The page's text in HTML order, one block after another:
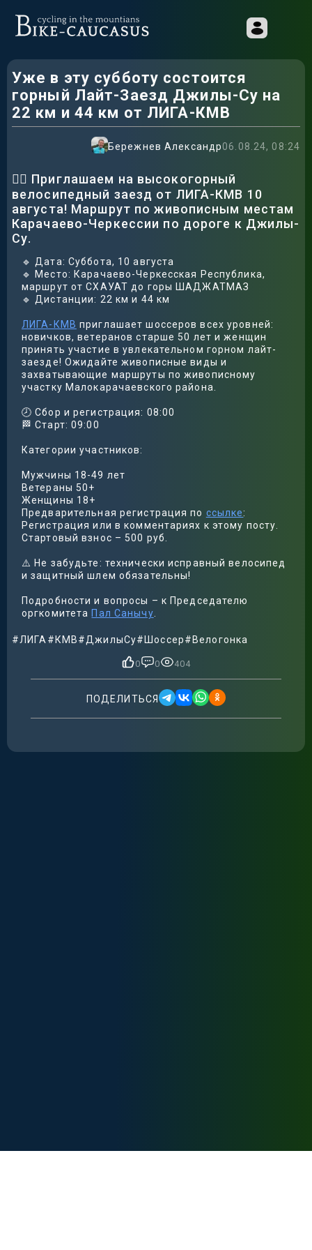
Уже в эту субботу состоится
горный Лайт-Заезд Джилы-Су на
22 км и 44 км от ЛИГА-КМВ
Бережнев Александр06.08.24, 08:24
🚴‍♂️ Приглашаем на высокогорный
велосипедный заезд от ЛИГА-КМВ 10
августа! Маршрут по живописным местам
Карачаево-Черкессии по дороге к Джилы-
Су.
🔹 Дата: Суббота, 10 августа
🔹 Место: Карачаево-Черкесская Республика,
маршрут от СХАУАТ до горы ШАДЖАТМАЗ
🔹 Дистанции: 22 км и 44 км
ЛИГА-КМВ приглашает шоссеров всех уровней:
новичков, ветеранов старше 50 лет и женщин
принять участие в увлекательном горном лайт-
заезде! Ожидайте живописные виды и
захватывающие маршруты по живописному
участку Малокарачаевского района.
🕗 Сбор и регистрация: 08:00
🏁 Старт: 09:00
Категории участников:
Мужчины 18-49 лет
Ветераны 50+
Женщины 18+
Предварительная регистрация по ссылке:
Регистрация или в комментариях к этому посту.
Стартовый взнос – 500 руб.
⚠️ Не забудьте: технически исправный велосипед
и защитный шлем обязательны!
Подробности и вопросы – к Председателю
оргкомитета Пал Санычу
#ЛИГА #КМВ#ДжилыСу#Шоссер#Велогонка
0 0 404
ПОДЕЛИТЬСЯ